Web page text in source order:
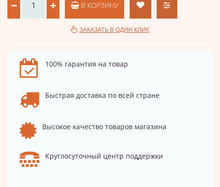
В КОРЗИНУ
ЗАКАЗАТЬ В ОДИН КЛИК
100% гарантия на товар
Быстрая доставка по всей стране
Высокое качество товаров магазина
Круглосуточный центр поддержки